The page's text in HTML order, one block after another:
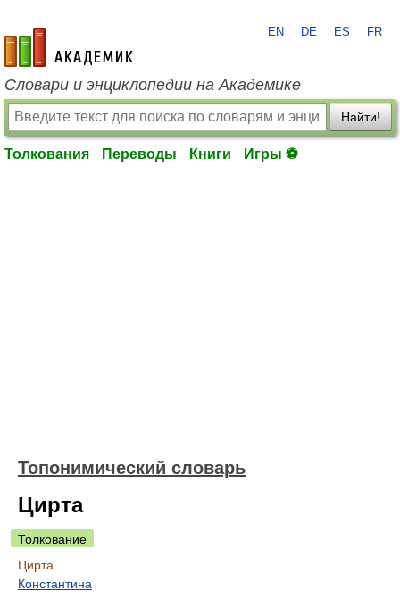
academic.ru
EN DE ES FR
Словари и энциклопедии на Академике
Найти!
Толкования Переводы Книги Игры ⚽
Топонимический словарь
Цирта
Толкование
Цирта
Константина